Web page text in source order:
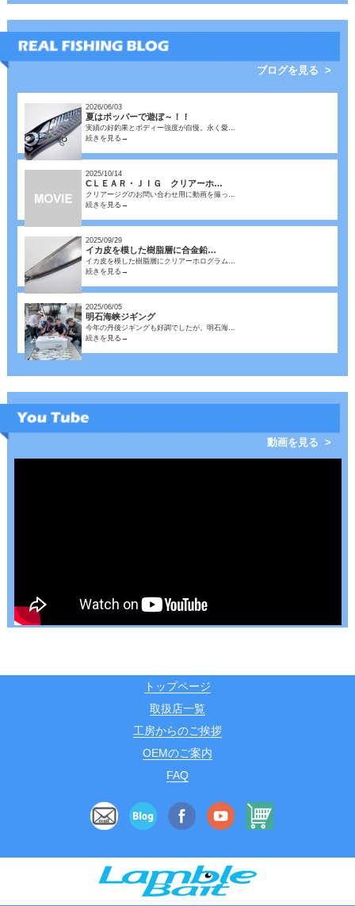
ブログを見る >
2026/06/03
夏はポッパーで遊ぼ～！！
実績の好釣果とボディー強度が自慢。永く愛…
続きを見る→
2025/10/14
CＬＥＡＲ・ＪＩＧ クリアーホ…
クリアージグのお問い合わせ用に動画を撮っ…
続きを見る→
2025/09/29
イカ皮を模した樹脂層に合金鉛…
イカ皮を模した樹脂層にクリアーホログラム…
続きを見る→
2025/06/05
明石海峡ジギング
今年の丹後ジギングも好調でしたが。明石海…
続きを見る→
動画を見る >
トップページ
取扱店一覧
工房からのご挨拶
OEMのご案内
FAQ